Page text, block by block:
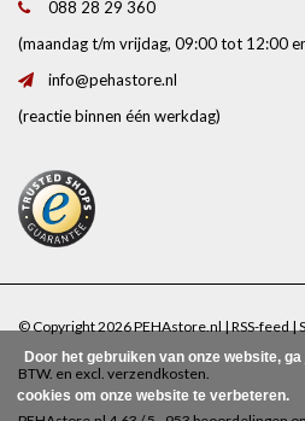
088 28 29 360
(maandag t/m vrijdag, 09:00 tot 12:00
info@pehastore.nl
(reactie binnen één werkdag)
© Copyright 2026 PEHAstore.nl | RSS-feed |
BTW. en excl. verzendkosten
Door het gebruiken van onze website,
cookies om onze website te verbeteren.